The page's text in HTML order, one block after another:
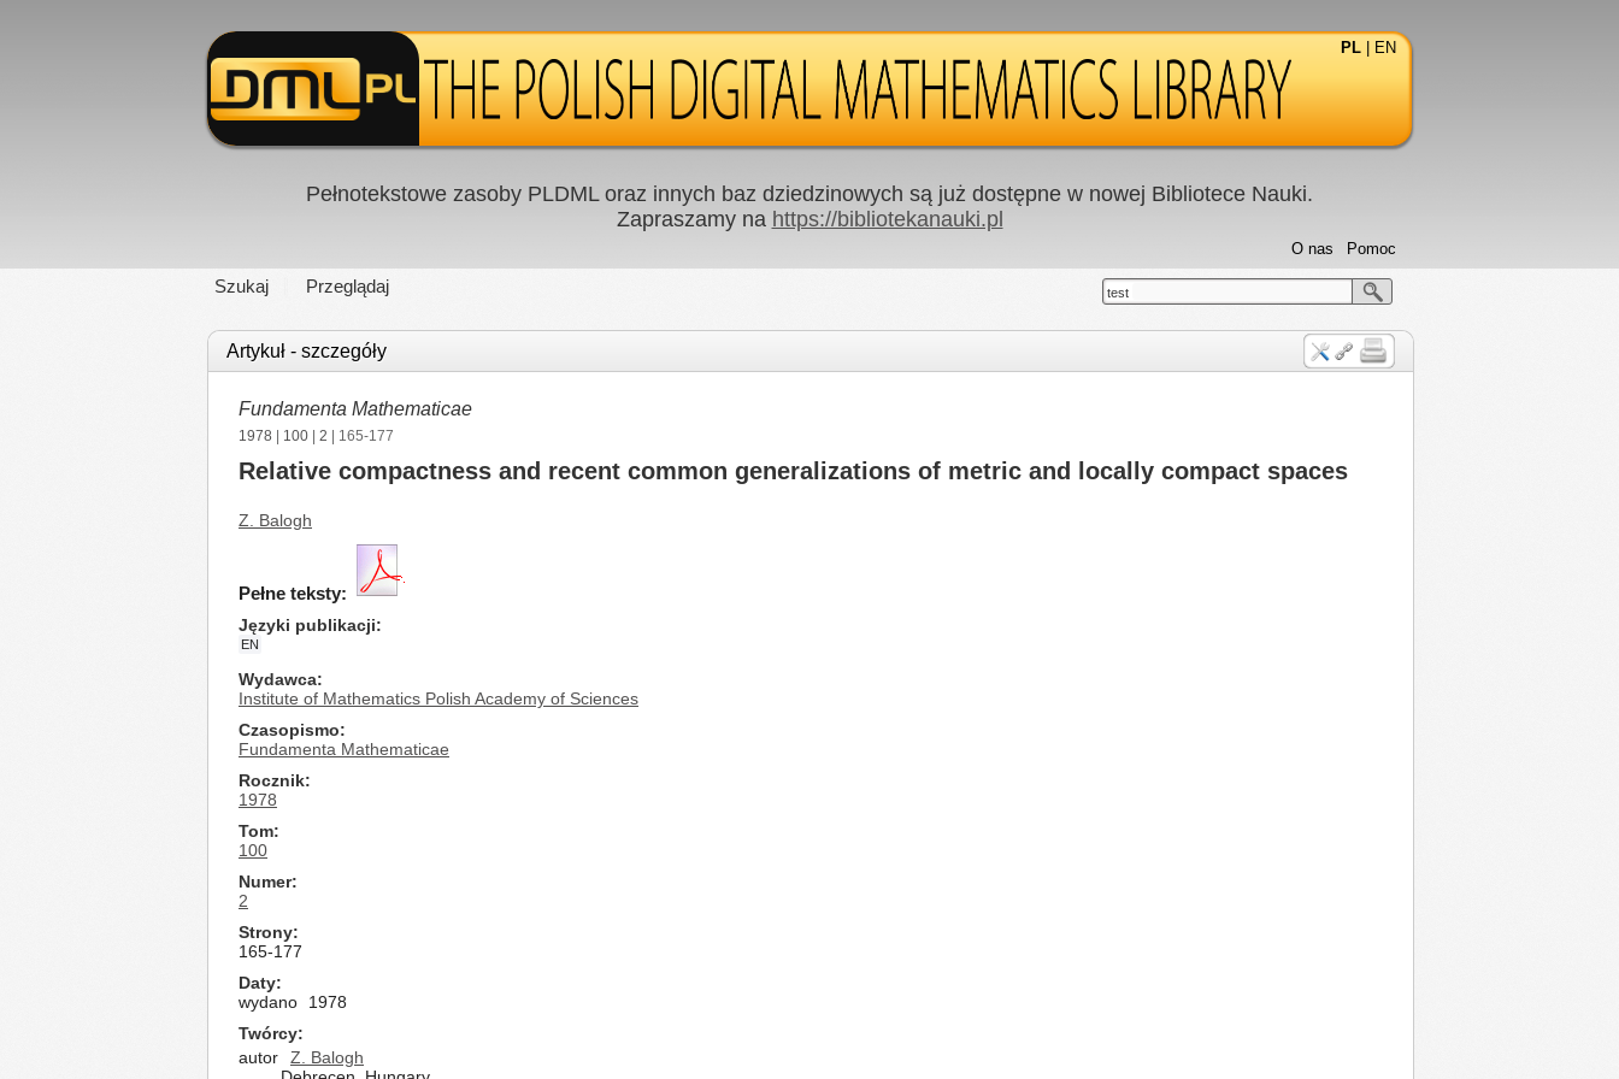
PL EN
Pełnotekstowe zasoby PLDML oraz innych baz dziedzinowych są już dostępne w nowej Bibliotece Nauki.
Zapraszamy na https://bibliotekanauki.pl
Szukaj Przeglądaj
Pomoc
O nas
test
Artykuł - szczegóły
Fundamenta Mathematicae
1978 100 2 | 165-177
Relative compactness and recent common generalizations of metric and locally compact spaces
Z. Balogh
Pełne teksty:
Języki publikacji
EN
Wydawca
Institute of Mathematics Polish Academy of Sciences
Czasopismo
Fundamenta Mathematicae
Rocznik
1978
Tom
100
Numer
2
Strony
165-177
Daty
wydano
1978
Twórcy
autor
Z. Balogh